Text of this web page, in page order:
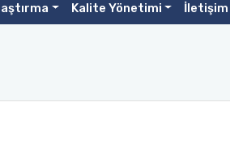
Kalite Yönetimi İletişim